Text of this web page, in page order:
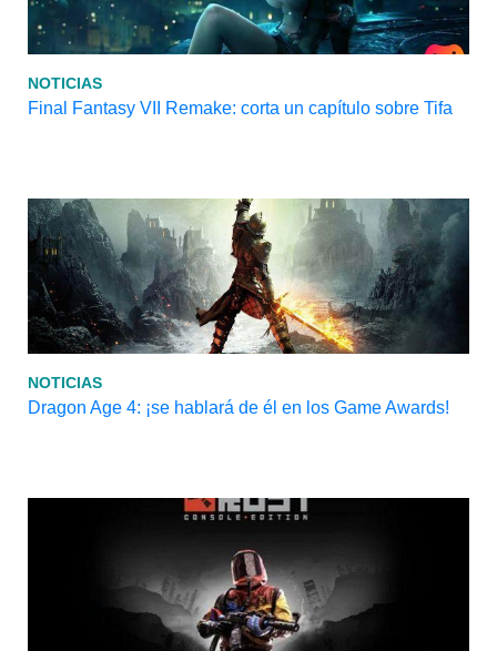
NOTICIAS
Final Fantasy VII Remake: corta un capítulo sobre Tifa
NOTICIAS
Dragon Age 4: ¡se hablará de él en los Game Awards!